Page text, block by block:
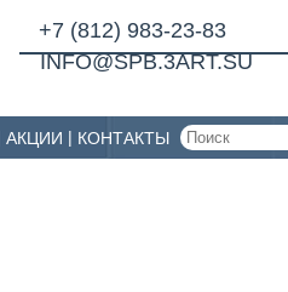
+7 (812) 983-23-83
INFO@SPB.3ART.SU
АКЦИИ КОНТАКТЫ